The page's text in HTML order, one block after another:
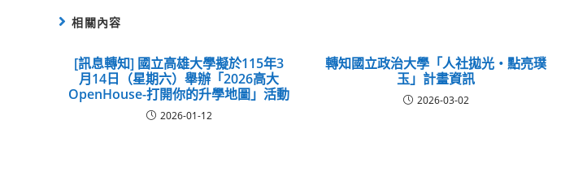
相關內容
[訊息轉知] 國立高雄大學擬於115年3
月14日（星期六）舉辦「2026高大
OpenHouse-打開你的升學地圖」活動
2026-01-12
轉知國立政治大學「人社拋光・點亮璞
玉」計畫資訊
2026-03-02